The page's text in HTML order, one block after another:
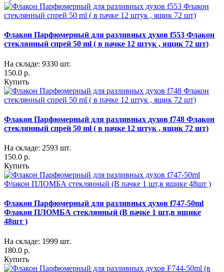
Флакон Парфюмерный для разливных духов f553 Флакон
стеклянный спрей 50 ml ( в пачке 12 штук , ящик 72 шт)
На складе: 9330 шт.
150.0 р.
Купить
Флакон Парфюмерный для разливных духов f748 Флакон
стеклянный спрей 50 ml ( в пачке 12 штук , ящик 72 шт)
На складе: 2593 шт.
150.0 р.
Купить
Флакон Парфюмерный для разливных духов f747-50ml
Флакон ПЛОМБА стеклянный (В пачке 1 шт,в ящике
48шт )
На складе: 1999 шт.
180.0 р.
Купить